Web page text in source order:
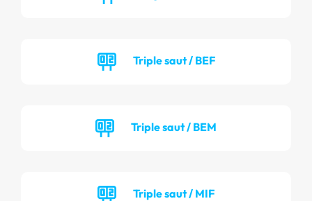
Triple saut / BEF
Triple saut / BEM
Triple saut / MIF